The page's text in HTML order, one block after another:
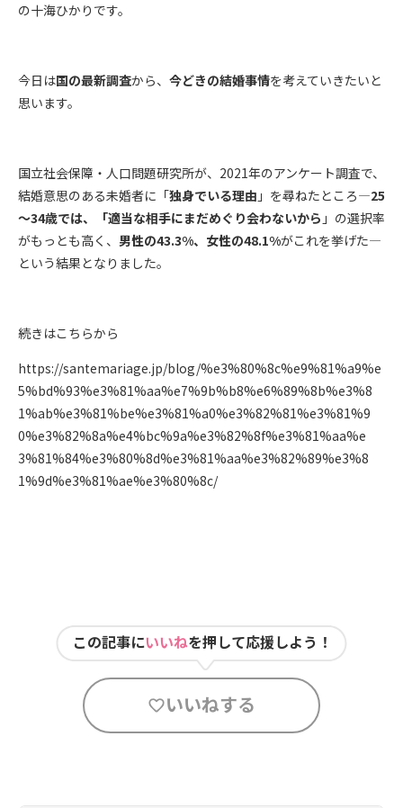
の十海ひかりです。
今日は国の最新調査から、 今どきの結婚事情を考えていきたいと
思います。
国立社会保障・人口問題研究所が、2021年のアンケート調査で、
結婚意思のある未婚者に「独身でいる理由 」を尋ねたところ―25
～34歳では、「適当な相手にまだめぐり会わないから 」の選択率
がもっとも高く、 男性の43.3%、女性の48.1%がこれを挙げた―
という結果となりました。
続きはこちらから
https://santemariage.jp/blog/%e3%80%8c%e9%81%a9%e
5%bd%93%e3%81%aa%e7%9b%b8%e6%89%8b%e3%8
1%ab%e3%81%be%e3%81%a0%e3%82%81%e3%81%9
0%e3%82%8a%e4%bc%9a%e3%82%8f%e3%81%aa%e
3%81%84%e3%80%8d%e3%81%aa%e3%82%89%e3%8
1%9d%e3%81%ae%e3%80%8c/
この記事にいいねを押して応援しよう！
いいねする